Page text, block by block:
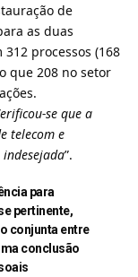
de
as duas
processos (168
que 208 no setor
se que a
telecom e
”.
para
pertinente,
conjunta entre
conclusão